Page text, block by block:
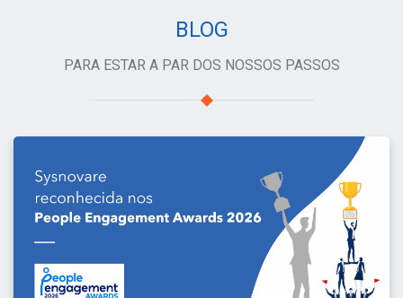
BLOG
PARA ESTAR A PAR DOS NOSSOS PASSOS